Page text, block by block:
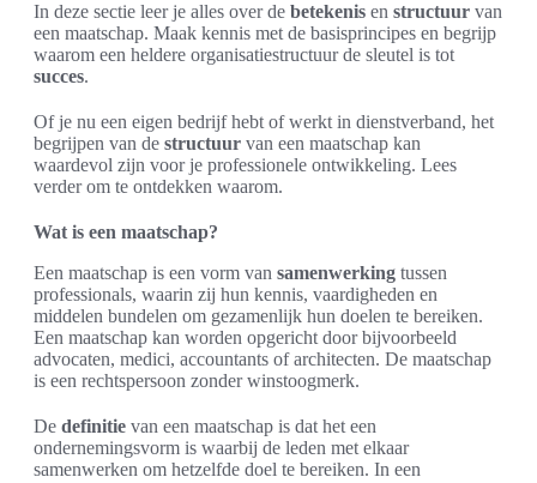
In deze sectie leer je alles over de betekenis en structuur van
een maatschap. Maak kennis met de basisprincipes en begrijp
waarom een heldere organisatiestructuur de sleutel is tot
succes.
Of je nu een eigen bedrijf hebt of werkt in dienstverband, het
begrijpen van de structuur van een maatschap kan
waardevol zijn voor je professionele ontwikkeling. Lees
verder om te ontdekken waarom.
Wat is een maatschap?
Een maatschap is een vorm van samenwerking tussen
professionals, waarin zij hun kennis, vaardigheden en
middelen bundelen om gezamenlijk hun doelen te bereiken.
Een maatschap kan worden opgericht door bijvoorbeeld
advocaten, medici, accountants of architecten. De maatschap
is een rechtspersoon zonder winstoogmerk.
De definitie van een maatschap is dat het een
ondernemingsvorm is waarbij de leden met elkaar
samenwerken om hetzelfde doel te bereiken. In een